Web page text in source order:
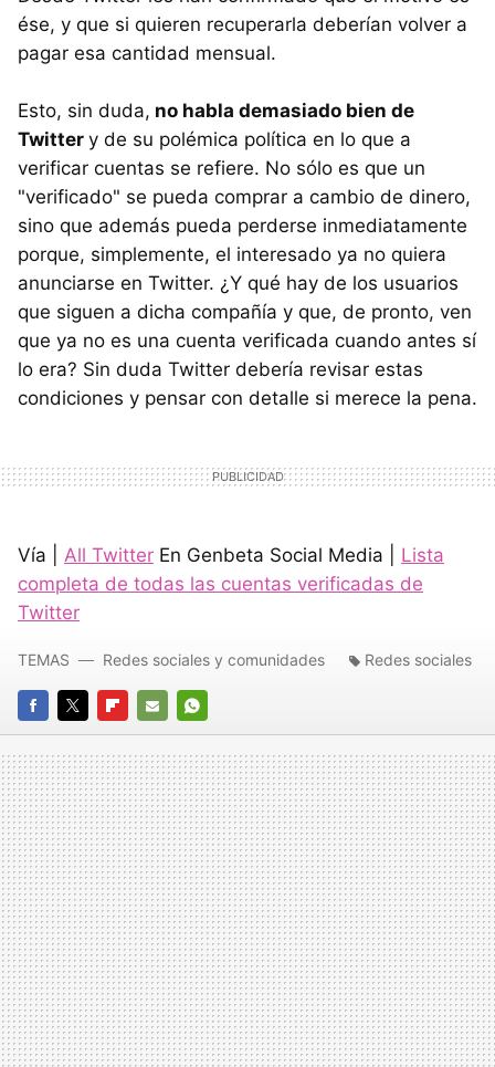
ése, y que si quieren recuperarla deberían volver a
pagar esa cantidad mensual.
Esto, sin duda, no habla demasiado bien de
Twitter y de su polémica política en lo que a
verificar cuentas se refiere. No sólo es que un
"verificado" se pueda comprar a cambio de dinero,
sino que además pueda perderse inmediatamente
porque, simplemente, el interesado ya no quiera
anunciarse en Twitter. ¿Y qué hay de los usuarios
que siguen a dicha compañía y que, de pronto, ven
que ya no es una cuenta verificada cuando antes sí
lo era? Sin duda Twitter debería revisar estas
condiciones y pensar con detalle si merece la pena.
Vía | All Twitter En Genbeta Social Media | Lista
completa de todas las cuentas verificadas de
Twitter
FACEBOOK
TWITTERFLIPBOARD
E-
MAIL
WHATSAPP
TEMAS Redes sociales y comunidades Redes sociales